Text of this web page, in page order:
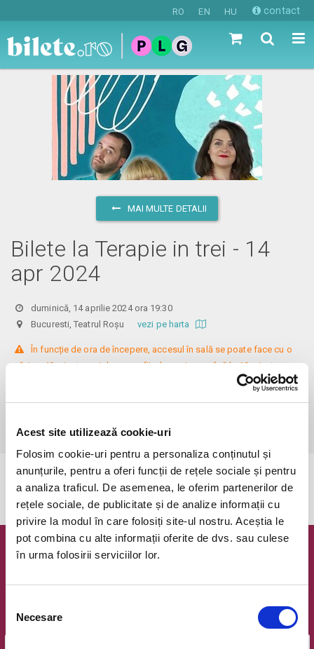
Acest site utilizează cookie-uri
Folosim cookie-uri pentru a personaliza conținutul și
anunțurile, pentru a oferi funcții de rețele sociale și pentru
a analiza traficul. De asemenea, le oferim partenerilor de
rețele sociale, de publicitate și de analize informații cu
privire la modul în care folosiți site-ul nostru. Aceștia le
pot combina cu alte informații oferite de dvs. sau culese
în urma folosirii serviciilor lor.
consimțământului
Necesare
RO EN HU contact
MAI MULTE DETALII
Bilete la Terapie in trei - 14
apr 2024
duminică, 14 aprilie 2024 ora 19:30
Bucuresti, Teatrul Roșu vezi pe harta
În funcție de ora de începere, accesul în sală se poate face cu o
oră / cu 40 minute mai devreme, fiind permis cu până la 10 minute
înainte de spectacol. Așezarea se realizează la mese de 2 (nr. limitat), 3
Informații suplimentare, la nr. de telefon 0773 825 249.
Evenimentul a expirat.
Newsletter @ Bilete.ro
Email